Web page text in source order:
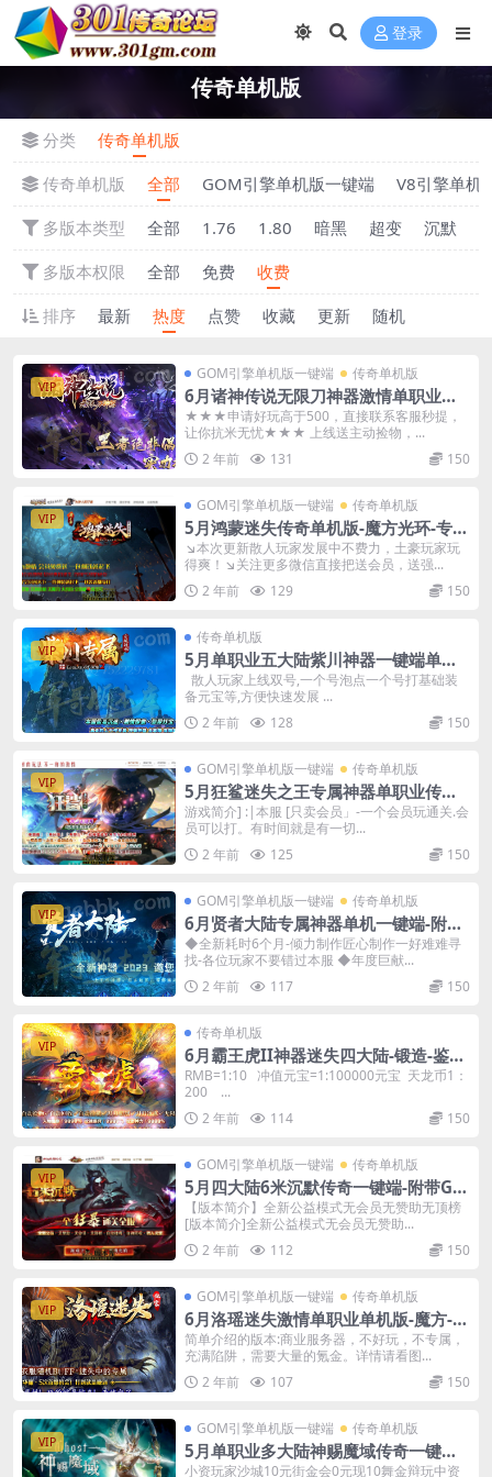
登录
传奇单机版
分类
传奇单机版
传奇单机版
全部 GOM引擎单机版一键端
V8引擎单机
多版本类型
全部 1.76 1.80 暗黑 超变 沉默
多版本权限
全部 免费
收费
排序
最新 热度 点赞 收藏 更新 随机
VIP
GOM引擎单机版一键端 传奇单机版
6月诸神传说无限刀神器激情单职业传
奇单机-附带GM后台
★★★申请好玩高于500，直接联系客服秒提，
让你抗米无忧★★★ 上线送主动捡物，...
2 年前
131 150
VIP
GOM引擎单机版一键端 传奇单机版
5月鸿蒙迷失传奇单机版-魔方光环-专属
BOSS-附带GM后台
↘本次更新散人玩家发展中不费力，土豪玩家玩
得爽！↘关注更多微信直接把送会员，送强...
2 年前
129 150
VIP
传奇单机版
5月单职业五大陆紫川神器一键端单机
版-附带GM后台
散人玩家上线双号,一个号泡点一个号打基础装
备元宝等,方便快速发展 ...
2 年前
128 150
VIP
GOM引擎单机版一键端 传奇单机版
5月狂鲨迷失之王专属神器单职业传奇
单机版本-附带GM后台
游戏简介] :|本服 [只卖会员」-一个会员玩通关.会
员可以打。有时间就是有一切...
2 年前
125 150
VIP
GOM引擎单机版一键端 传奇单机版
6月贤者大陆专属神器单机一键端-附带
GM后台
◆全新耗时6个月-倾力制作匠心制作一好难难寻
找-各位玩家不要错过本服 ◆年度巨献...
2 年前
117 150
VIP
传奇单机版
6月霸王虎II神器迷失四大陆-锻造-鉴
定-棋盘-GM后台
RMB=1:10 冲值元宝=1:100000元宝 天龙币1：
200 ...
2 年前
114 150
VIP
GOM引擎单机版一键端 传奇单机版
5月四大陆6米沉默传奇一键端-附带GM
后台-专属神器无限刀
【版本简介】全新公益模式无会员无赞助无顶榜
[版本简介]全新公益模式无会员无赞助...
2 年前
112 150
VIP
GOM引擎单机版一键端 传奇单机版
6月洛瑶迷失激情单职业单机版-魔方-转
生-洗练-附带GM后台
简单介绍的版本:商业服务器，不好玩，不专属，
充满陷阱，需要大量的氪金。详情请看图...
2 年前
107 150
VIP
GOM引擎单机版一键端 传奇单机版
5月单职业多大陆神赐魔域传奇一键端-
附带GM后台-探索版本
小资玩家沙城10元街金会0元现10舞金辩玩中资